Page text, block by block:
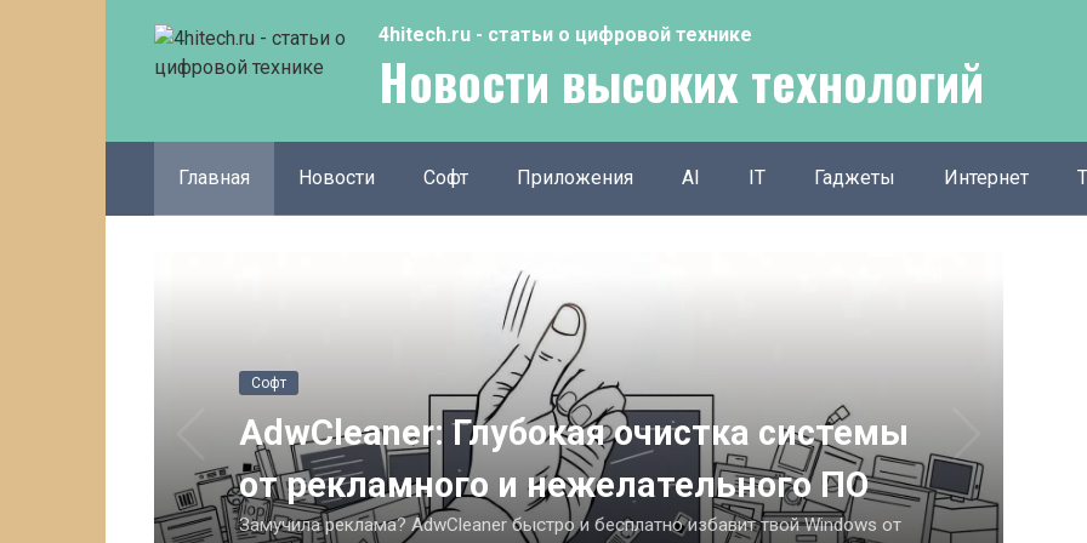
4hitech.ru - статьи о цифровой технике
Новости высоких технологий
Главная Новости Софт Приложения AI IT Гаджеты Интернет
Софт
AdwCleaner: Глубокая очистка системы
от рекламного и нежелательного ПО
Замучила реклама? AdwCleaner быстро и бесплатно избавит твой Windows от